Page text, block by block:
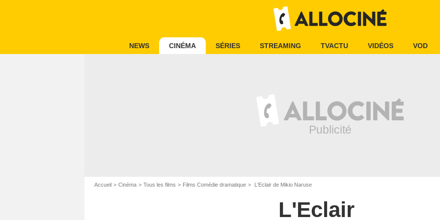
NEWS CINÉMA SÉRIES STREAMING TVACTU VIDÉOS VOD
Accueil Cinéma Tous les films Films Comédie dramatique L'Eclair de Mikio Naruse
L'Eclair